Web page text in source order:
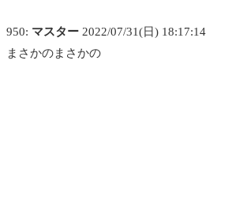
950: マスター 2022/07/31(日) 18:17:14
まさかのまさかの